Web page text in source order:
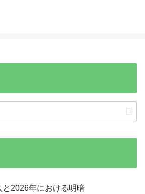
と2026年における明暗